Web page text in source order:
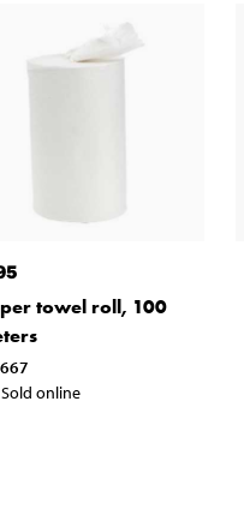
towel roll, 100
Sold online